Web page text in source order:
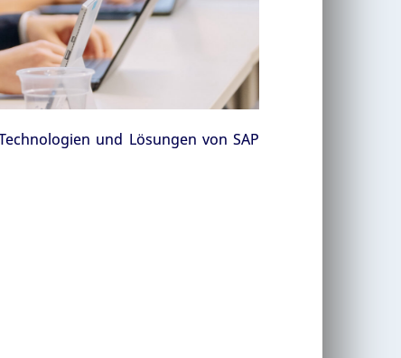
und Lösungen von SAP